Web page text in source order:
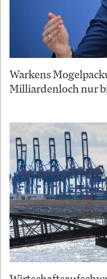
Warkens
Milliardenloch nur